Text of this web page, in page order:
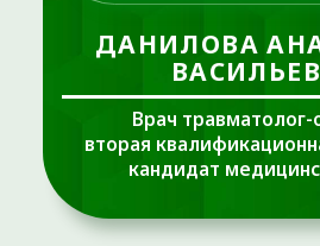
Анастасия Васильевна — высококлассный
детский ортопед, кандидат медицинских
наук. Основным местом работы Анастасии
Васильевны является ГБУЗ ТО «Областная
ОТЗЫВЫ НА ПРОДОКТОРОВ